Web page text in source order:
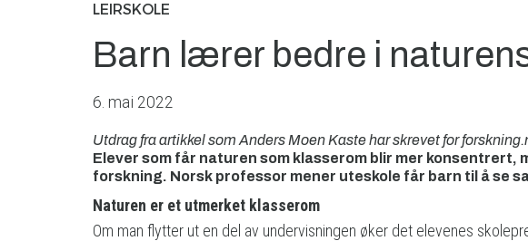
LEIRSKOLE
Barn lærer bedre i
6. mai 2022
Utdrag fra artikkel som Anders Moen Kaste har skrevet for
Elever som får naturen som klasserom blir mer konsentrert,
forskning. Norsk professor mener uteskole får barn til å se
Naturen er et utmerket klasserom
Om man flytter ut en del av undervisningen øker det elevenes